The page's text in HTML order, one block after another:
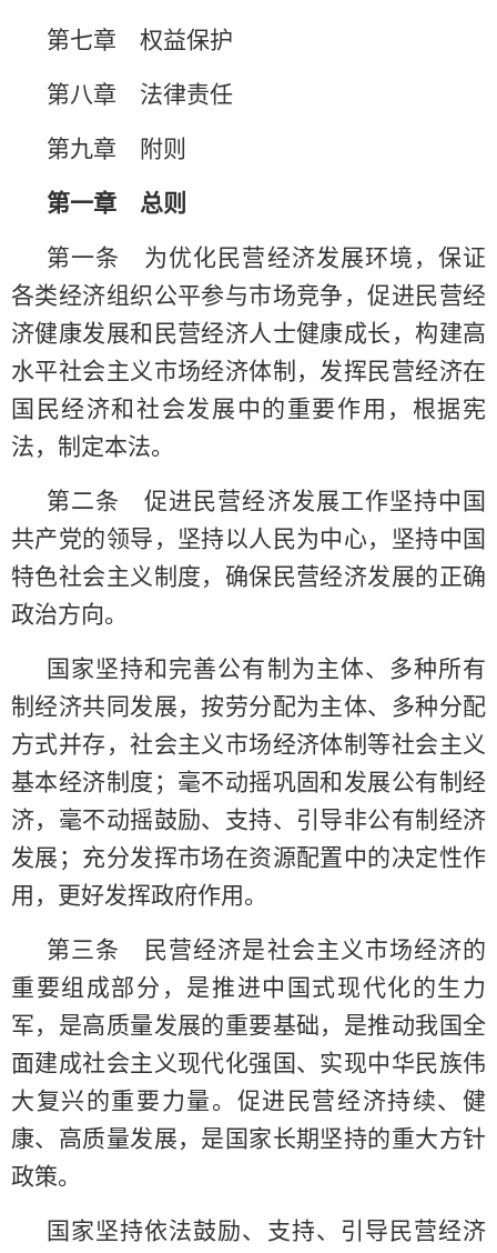
第七章 权益保护
第八章 法律责任
第九章 附则
第一章 总则
第一条 为优化民营经济发展环境，保证
各类经济组织公平参与市场竞争，促进民营经
济健康发展和民营经济人士健康成长，构建高
水平社会主义市场经济体制，发挥民营经济在
国民经济和社会发展中的重要作用，根据宪
法，制定本法。
第二条 促进民营经济发展工作坚持中国
共产党的领导，坚持以人民为中心，坚持中国
特色社会主义制度，确保民营经济发展的正确
政治方向。
国家坚持和完善公有制为主体、多种所有
制经济共同发展，按劳分配为主体、多种分配
方式并存，社会主义市场经济体制等社会主义
基本经济制度；毫不动摇巩固和发展公有制经
济，毫不动摇鼓励、支持、引导非公有制经济
发展；充分发挥市场在资源配置中的决定性作
用，更好发挥政府作用。
第三条 民营经济是社会主义市场经济的
重要组成部分，是推进中国式现代化的生力
军，是高质量发展的重要基础，是推动我国全
面建成社会主义现代化强国、实现中华民族伟
大复兴的重要力量。促进民营经济持续、健
康、高质量发展，是国家长期坚持的重大方针
政策。
国家坚持依法鼓励、支持、引导民营经济